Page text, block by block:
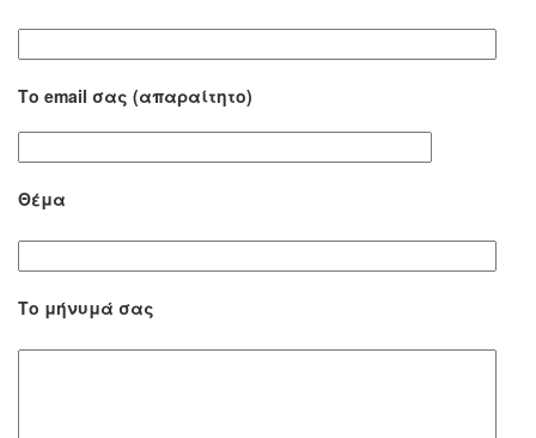
Το email σας (απαραίτητο)
Θέμα
Το μήνυμά σας